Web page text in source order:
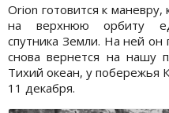
Orion готовится к
на верхнюю орбиту
спутника Земли. На ней он
снова вернется на нашу
Тихий океан, у побережья
11 декабря.